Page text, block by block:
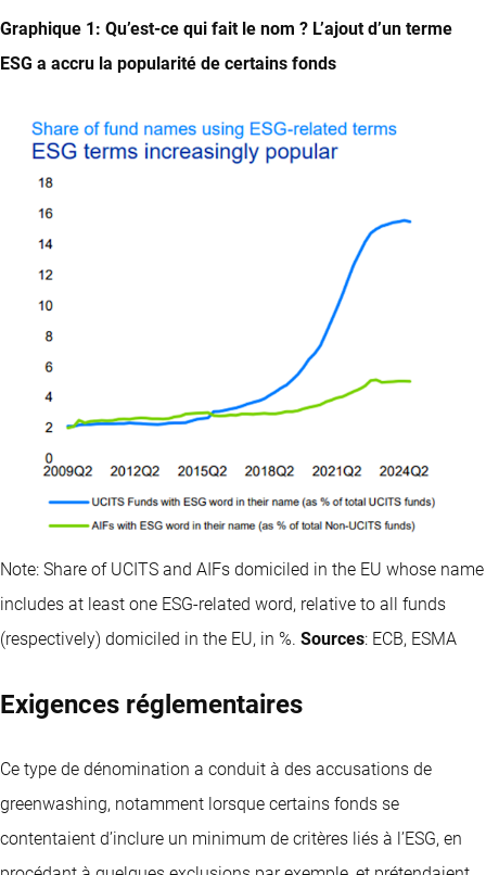
Graphique 1: Qu’est-ce qui fait le nom ? L’ajout d’un terme
ESG a accru la popularité de certains fonds
Note: Share of UCITS and AIFs domiciled in the EU whose name
includes at least one ESG-related word, relative to all funds
(respectively) domiciled in the EU, in %. Sources: ECB, ESMA
Exigences réglementaires
Ce type de dénomination a conduit à des accusations de
greenwashing, notamment lorsque certains fonds se
contentaient d’inclure un minimum de critères liés à l’ESG, en